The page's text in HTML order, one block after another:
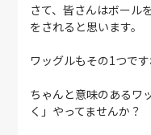
さて、皆さんはボール
をされると思います。
ワッグルもその1つです
ちゃんと意味のあるワ
く」やってませんか？